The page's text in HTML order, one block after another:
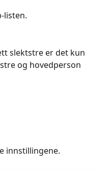
listen.
slektstre er det kun
og hovedperson
innstillingene.